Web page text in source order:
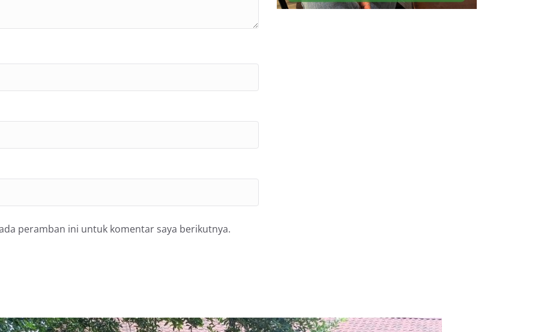
peramban ini untuk komentar saya berikutnya.